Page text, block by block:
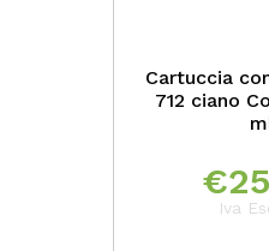
Cartuccia
712 ciano
€
Iva